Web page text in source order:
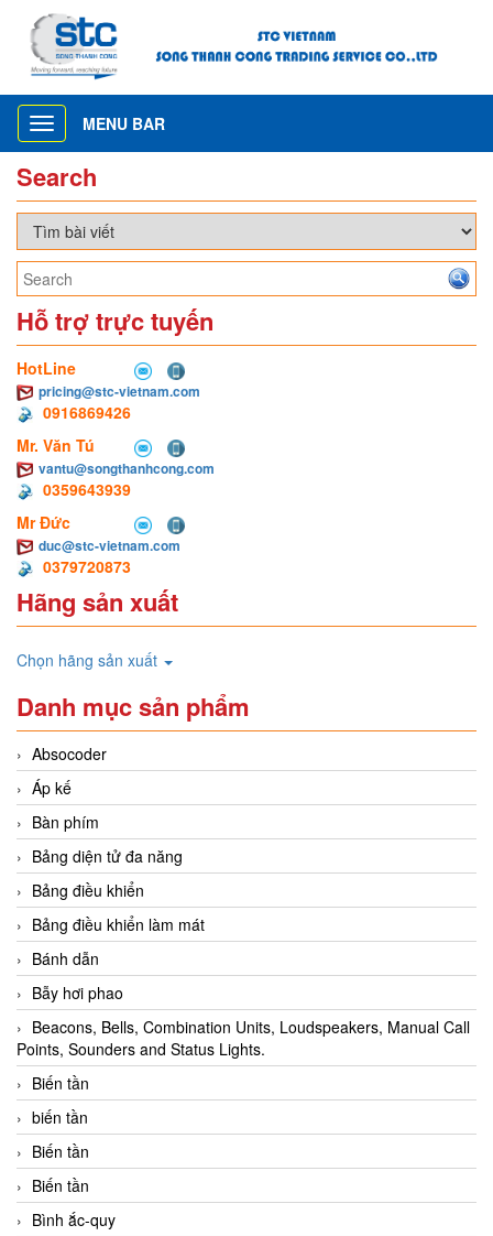
Toggle
navigation
MENU BAR
Search
Hỗ trợ trực tuyến
HotLine
pricing@stc-vietnam.com
0916869426
Mr. Văn Tú
vantu@songthanhcong.com
0359643939
Mr Đức
duc@stc-vietnam.com
0379720873
Hãng sản xuất
Chọn hãng sản xuất
Danh mục sản phẩm
Absocoder
Áp kế
Bàn phím
Bảng diện tử đa năng
Bảng điều khiển
Bảng điều khiển làm mát
Bánh dẫn
Bẫy hơi phao
Beacons, Bells, Combination Units, Loudspeakers, Manual Call
Points, Sounders and Status Lights.
Biến tần
biến tần
Biến tần
Biến tần
Bình ắc-quy